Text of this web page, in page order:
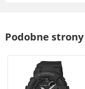
Podobne strony